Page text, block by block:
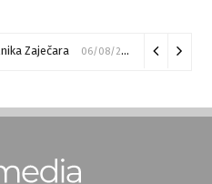
Zaječara 06/08/2026